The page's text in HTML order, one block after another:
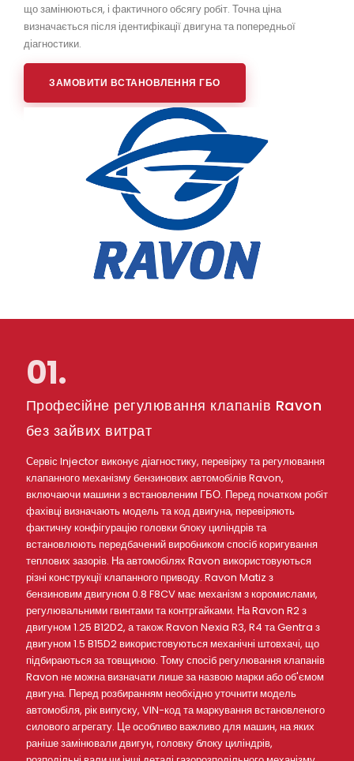
що замінюються, і фактичного обсягу робіт. Точна ціна
визначається після ідентифікації двигуна та попередньої
діагностики.
ЗАМОВИТИ ВСТАНОВЛЕННЯ ГБО
01.
Професійне регулювання клапанів Ravon
без зайвих витрат
Сервіс Injector виконує діагностику, перевірку та регулювання
клапанного механізму бензинових автомобілів Ravon,
включаючи машини з встановленим ГБО. Перед початком робіт
фахівці визначають модель та код двигуна, перевіряють
фактичну конфігурацію головки блоку циліндрів та
встановлюють передбачений виробником спосіб коригування
теплових зазорів. На автомобілях Ravon використовуються
різні конструкції клапанного приводу. Ravon Matiz з
бензиновим двигуном 0.8 F8CV має механізм з коромислами,
регулювальними гвинтами та контргайками. На Ravon R2 з
двигуном 1.25 B12D2, а також Ravon Nexia R3, R4 та Gentra з
двигуном 1.5 B15D2 використовуються механічні штовхачі, що
підбираються за товщиною. Тому спосіб регулювання клапанів
Ravon не можна визначати лише за назвою марки або об'ємом
двигуна. Перед розбиранням необхідно уточнити модель
автомобіля, рік випуску, VIN-код та маркування встановленого
силового агрегату. Це особливо важливо для машин, на яких
раніше замінювали двигун, головку блоку циліндрів,